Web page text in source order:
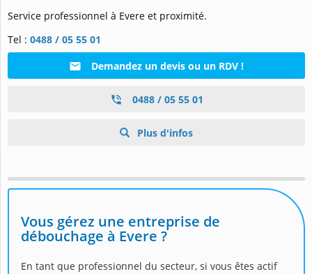
Service professionnel à Evere et proximité.
Tel : 0488 / 05 55 01
Demandez un devis ou un RDV !
0488 / 05 55 01
Plus d'infos
Vous gérez une entreprise de
débouchage à Evere ?
En tant que professionnel du secteur, si vous êtes actif